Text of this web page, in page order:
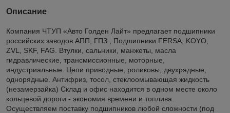
Описание
Компания ЧТУП «Авто Голден Лайт» предлагает подшипники
российских заводов АПП, ГПЗ , Подшипники FERSA, KOYO,
ZVL, SKF, FAG. Втулки, сальники, манжеты, масла
гидравлические, трансмиссионные, моторные,
индустриальные. Цепи приводные, роликовы, двухрядные,
однорядные. Антифриз, тосол, стеклоомывающая жидкость
(незамерзайка) Склад и офис находится в одном месте около
кольцевой дороги - экономия времени и топлива.
Осуществляем поставку подшипников любой сложности (под